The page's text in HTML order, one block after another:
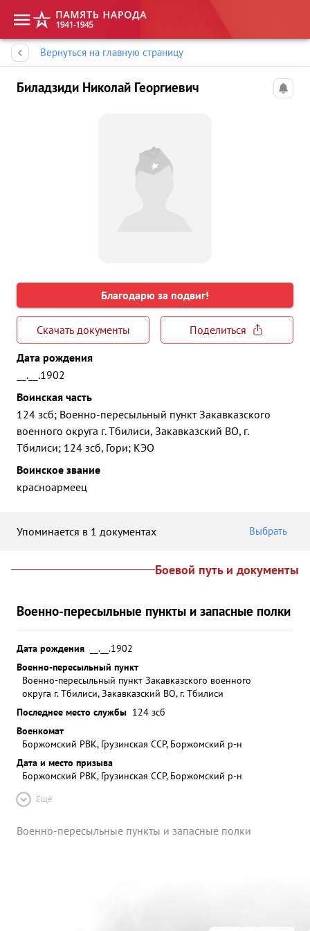
Вернуться на главную страницу
Биладзиди Николай Георгиевич
Благодарю за подвиг!
Скачать документы
Поделиться
Дата рождения
__.__.1902
Воинская часть
124 зсб; Военно-пересыльный пункт Закавказского
военного округа г. Тбилиси, Закавказский ВО, г.
Тбилиси; 124 зсб, Гори; КЭО
Воинское звание
красноармеец
Упоминается в 1 документах Выбрать
Боевой путь и документы
Военно-пересыльные пункты и запасные полки
Дата рождения
__.__.1902
Военно-пересыльный пункт
Военно-пересыльный пункт Закавказского военного
округа г. Тбилиси, Закавказский ВО, г. Тбилиси
Последнее место службы 124 зсб
Военкомат
Боржомский РВК, Грузинская ССР, Боржомский р-н
Дата и место призыва
Боржомский РВК, Грузинская ССР, Боржомский р-н
Ещё
Военно-пересыльные пункты и запасные полки
Память народа